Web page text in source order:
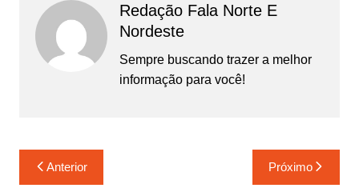
Redação Fala Norte E
Nordeste
Sempre buscando trazer a melhor
informação para você!
Navegação
Anterior Próximo